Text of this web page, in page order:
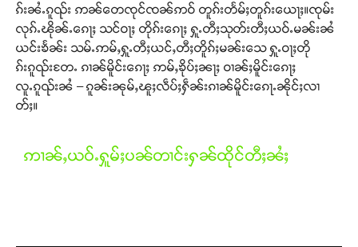
ၵ်းၼႆႉၵူၺ်း ဢၼ်တေၸုင်ၸၼ်ဢဝ် တူၵ်းတႅမ်ႈတူၵ်းယေႃႈ။ၸုမ်း
လုၵ်ႉၽိုၼ်ႉၵေႃႈ သင်ဝႃႈ တိုၵ်းၵေႃႈ ႁူႉတီႈသုတ်းတီႈယဝ်ႉမၼ်းၼႆ
ယင်းၶႅၼ်း သမ်ႉဢမ်ႇႁူႉတီႈယင်ႇတီႈတိူၵ်ႈမၼ်းသေ ႁူႉဝႃႈတို
ၵ်းၵူၺ်းတႄႉ ၵၢၼ်မိူင်းၵေႃႈ ဢမ်ႇၶိုပ်ႈၼႃႈ ဝၢၼ်ႈမိူင်းၵေႃႈ
လူႉၵူၺ်းၼႆ – ၵူၼ်းၼုမ်ႇၽူႈလဵပ်ႈႁဵၼ်းၵၢၼ်မိူင်းၵေႃႉၼိုင်ႈလၢ
တ်ႈ။
ဢၢၼ်ႇယဝ်ႉႁူမ်ႈပၼ်တၢင်းႁၼ်ထိုင်တီႈၼႆႈ